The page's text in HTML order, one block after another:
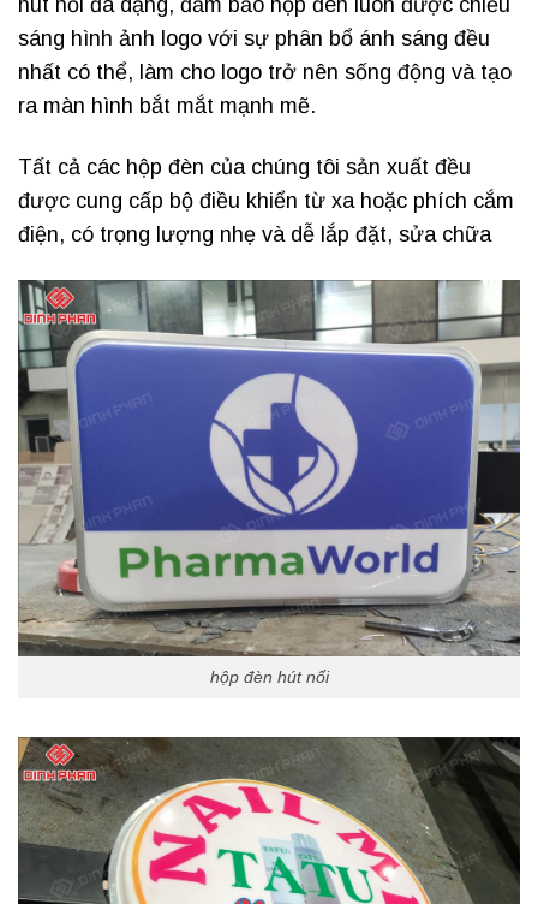
sáng hình ảnh logo với sự phân bổ ánh sáng đều
nhất có thể, làm cho logo trở nên sống động và tạo
ra màn hình bắt mắt mạnh mẽ.
Tất cả các hộp đèn của chúng tôi sản xuất đều
được cung cấp bộ điều khiển từ xa hoặc phích cắm
điện, có trọng lượng nhẹ và dễ lắp đặt, sửa chữa
hộp đèn hút nổi